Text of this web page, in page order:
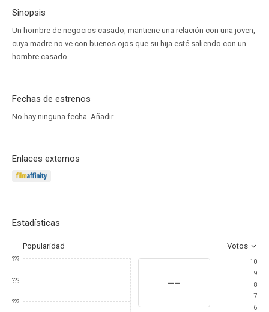
Sinopsis
Un hombre de negocios casado, mantiene una relación con una joven,
cuya madre no ve con buenos ojos que su hija esté saliendo con un
hombre casado.
Fechas de estrenos
No hay ninguna fecha. Añadir
Enlaces externos
Estadísticas
Popularidad Votos
???
???
???
--
10
9
8
7
6